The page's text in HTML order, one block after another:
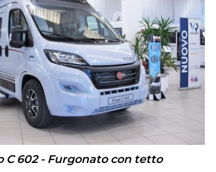
C 602 - Furgonato con tetto